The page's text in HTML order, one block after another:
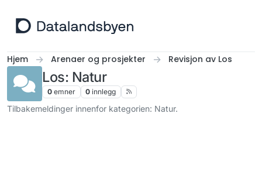
Hjem Arenaer og prosjekter Revisjon av Los
Los: Natur
0 emner 0 innlegg
Tilbakemeldinger innenfor kategorien: Natur.